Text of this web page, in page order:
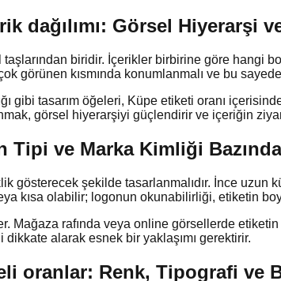
dağılımı: Görsel Hiyerarşi
biridir. İçerikler birbirine göre hangi
görünen kısmında konumlanmalı ve bu
gibi tasarım öğeleri, Küpe etiketi oranı
görsel hiyerarşiyi güçlendirir ve içeriğin
Tipi ve Marka Kimliği
gösterecek şekilde tasarlanmalıdır. İnce
kısa olabilir; logonun okunabilirliği, etiketin
Mağaza rafında veya online görsellerde
alarak esnek bir yaklaşımı gerektirir.
oranlar: Renk, Tipografi ve